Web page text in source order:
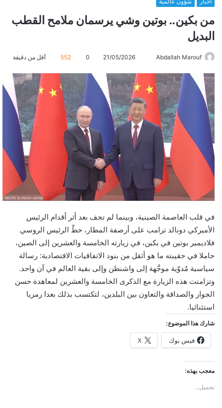
من بكين.. بوتين وشي يرسمان ملامح القطب
البديل
Abdallah Marouf
ل
ر
ك
ت
ي
ا
21/05/2026
0
552 أقل من دقيقة
في قلب العاصمة الصينية، وبينما لم تجف بعد أثر أقدام الرئيس
الأميركي دونالد ترامب على أرصفة المطار، حطّ الرئيس الروسي
فلاديمير بوتين في بكين، في زيارته الخامسة والعشرين إلى الصين،
حاملا في حقيبته ما هو أثقل من بنود الاتفاقيات الاقتصادية: رسالة
سياسية مُدوّية موجَّهة إلى واشنطن وإلى بقية العالم في آن واحد.
وتزامنت هذه الزيارة مع الذكرى الخامسة والعشرين لمعاهدة حسن
الجوار والصداقة والتعاون بين البلدين، لتكتسب بذلك بعدا رمزيا
استثنائيا.
شارك هذا الموضوع:
فيس بوك X
معجب بهذه:
تحميل...